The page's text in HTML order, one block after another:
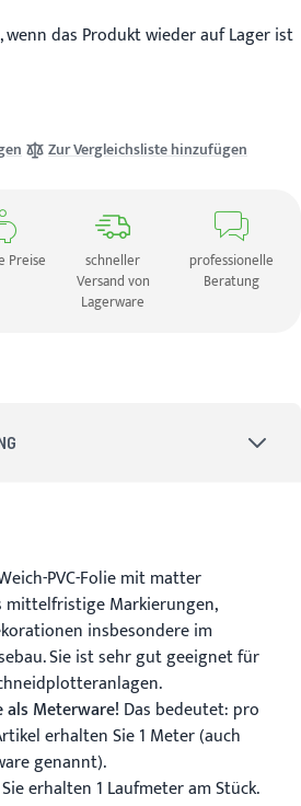
das Produkt wieder auf Lager ist
Zur Vergleichsliste hinzufügen
Preise
schneller
Versand von
Lagerware
professionelle
Beratung
PVC-Folie mit matter
mittelfristige Markierungen,
insbesondere im
Sie ist sehr gut geeignet für
Meterware! Das bedeutet: pro
erhalten Sie 1 Meter (auch
genannt).
erhalten 1 Laufmeter am Stück.